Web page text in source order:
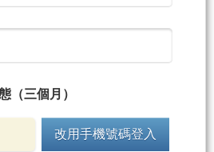
元(含語法)未完
20 點
（三個月）
改用手機號碼登入